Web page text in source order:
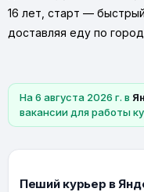
16 лет, старт —
доставляя еду по
На 6 августа 2026 г. в
вакансии для работы
Пеший курьер в